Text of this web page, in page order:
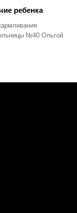
ребенка
№40 Ольгой